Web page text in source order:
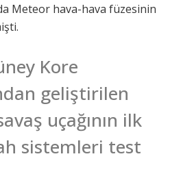
Meteor hava-hava füzesinin
Kore
geliştirilen
uçağının ilk
sistemleri test